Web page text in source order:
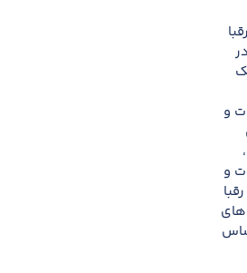
و
و